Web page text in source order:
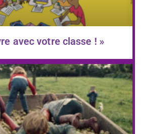
avec votre classe ! »